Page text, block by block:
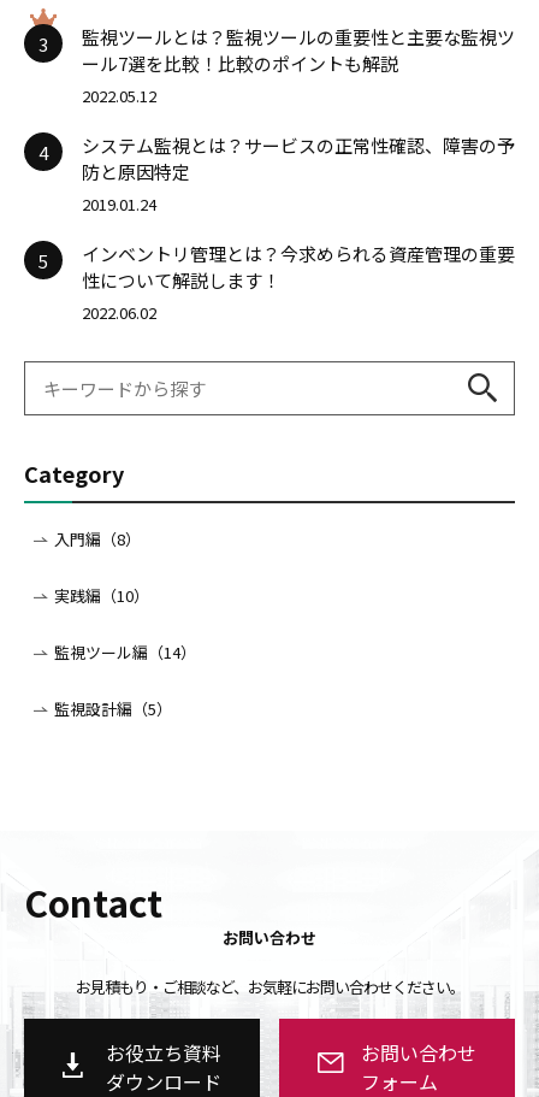
3
監視ツールとは？監視ツールの重要性と主要な監視ツ
ール7選を比較！比較のポイントも解説
2022.05.12
4
システム監視とは？サービスの正常性確認、障害の予
防と原因特定
2019.01.24
5
インベントリ管理とは？今求められる資産管理の重要
性について解説します！
2022.06.02
Category
入門編（8）
実践編（10）
監視ツール編（14）
監視設計編（5）
Contact
お問い合わせ
お見積もり・ご相談など、お気軽にお問い合わせください。
お役立ち資料
ダウンロード
お問い合わせ
フォーム